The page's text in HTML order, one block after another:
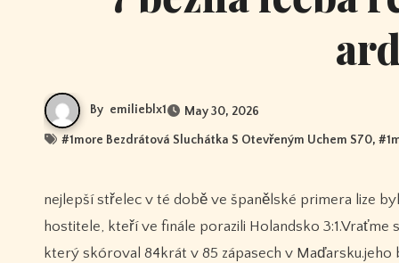
By emilieblx1 May 30, 2026
#1more Bezdrátová Sluchátka S Otevřeným Uchem S70, #
nejlepší střelec v té době ve španělské primera lize byl jediným zahraničním hráčem, který byl vybrán, aby reprezentoval
hostitele, kteří ve finále porazili Holandsko 3:1.Vraťme
který skóroval 84krát v 85 zápasech v